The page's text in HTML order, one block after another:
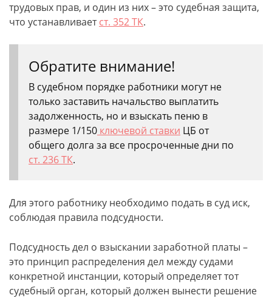
трудовых прав, и один из них – это судебная защита,
что устанавливаетст. 352 ТК.
Обратите внимание!
В судебном порядке работники могут не
только заставить начальство выплатить
задолженность, но и взыскать пеню в
размере 1/150 ключевой ставки ЦБ от
общего долга за все просроченные дни по
ст. 236 ТК.
Для этого работнику необходимо подать в суд иск,
соблюдая правила подсудности.
Подсудность дел о взыскании заработной платы –
это принцип распределения дел между судами
конкретной инстанции, который определяет тот
судебный орган, который должен вынести решение